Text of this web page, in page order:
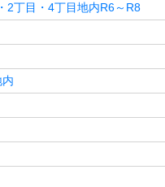
2丁目・4丁目地内R6～R8